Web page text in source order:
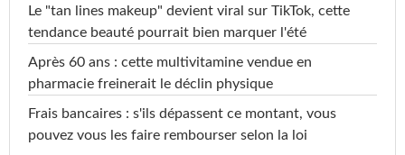
Le "tan lines makeup" devient viral sur TikTok, cette
tendance beauté pourrait bien marquer l'été
Après 60 ans : cette multivitamine vendue en
pharmacie freinerait le déclin physique
Frais bancaires : s'ils dépassent ce montant, vous
pouvez vous les faire rembourser selon la loi